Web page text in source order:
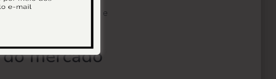
poupar dinheiro e
mercado